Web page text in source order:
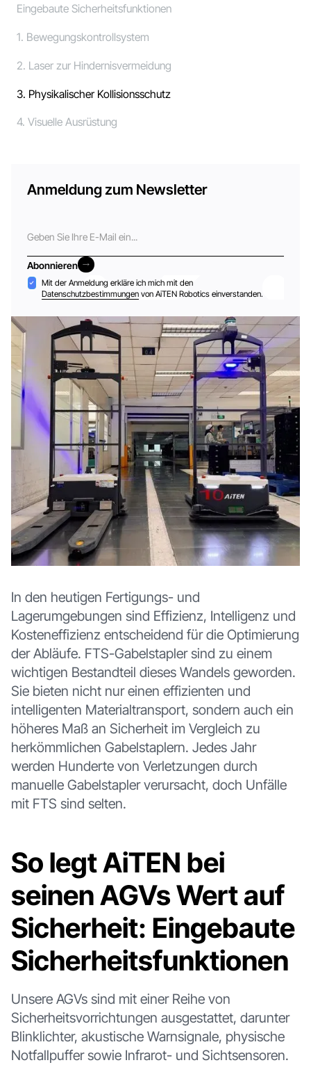
Eingebaute Sicherheitsfunktionen
1. Bewegungskontrollsystem
2. Laser zur Hindernisvermeidung
3. Physikalischer Kollisionsschutz
4. Visuelle Ausrüstung
Anmeldung zum Newsletter
Mail
Abonnieren
Abonnieren
Akzeptanz
Mit der Anmeldung erkläre ich mich mit den
Datenschutzbestimmungenvon AiTEN Robotics einverstanden.
In den heutigen Fertigungs- und
Lagerumgebungen sind Effizienz, Intelligenz und
Kosteneffizienz entscheidend für die Optimierung
der Abläufe. FTS-Gabelstapler sind zu einem
wichtigen Bestandteil dieses Wandels geworden.
Sie bieten nicht nur einen effizienten und
intelligenten Materialtransport, sondern auch ein
höheres Maß an Sicherheit im Vergleich zu
herkömmlichen Gabelstaplern. Jedes Jahr
werden Hunderte von Verletzungen durch
manuelle Gabelstapler verursacht, doch Unfälle
mit FTS sind selten.
So legt AiTEN bei
seinen AGVs Wert auf
Sicherheit: Eingebaute
Sicherheitsfunktionen
Unsere AGVs sind mit einer Reihe von
Sicherheitsvorrichtungen ausgestattet, darunter
Blinklichter, akustische Warnsignale, physische
Notfallpuffer sowie Infrarot- und Sichtsensoren.